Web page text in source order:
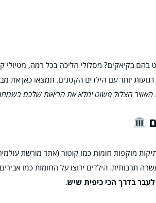
בקיאקים? מסלולי הליכה בכל רמה, מטיולי
יותר עם הילדים הקטנים, תמצאו כאן את
האוויר הצלול פשוט ימלא את הריאות שלכם
מוקפות חומות כמו קוטור (אתר מורשת עולמית
תרבותית. הילדים ירוצו על החומות כמו
לעבר בדרך הכי כיפית שיש.